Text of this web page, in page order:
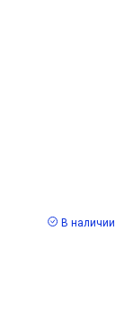
В наличии